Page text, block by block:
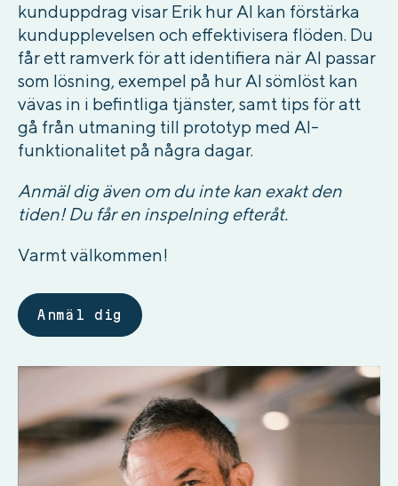
kunduppdrag visar Erik hur AI kan förstärka
kundupplevelsen och effektivisera flöden. Du
får ett ramverk för att identifiera när AI passar
som lösning, exempel på hur AI sömlöst kan
vävas in i befintliga tjänster, samt tips för att
gå från utmaning till prototyp med AI-
funktionalitet på några dagar.
Anmäl dig även om du inte kan exakt den
tiden! Du får en inspelning efteråt.
Varmt välkommen!
Anmäl dig